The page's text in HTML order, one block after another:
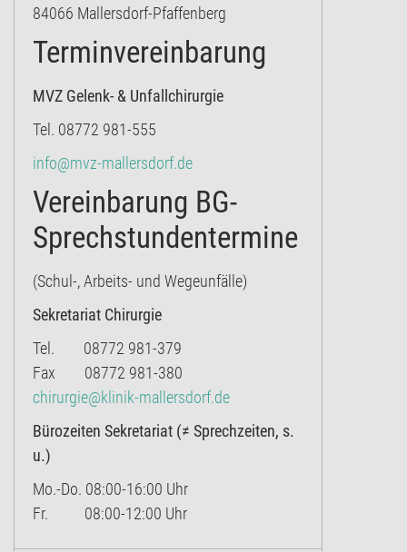
84066 Mallersdorf-Pfaffenberg
Terminvereinbarung
MVZ Gelenk- & Unfallchirurgie
Tel. 08772 981-555
info@mvz-mallersdorf.de
Vereinbarung BG-
Sprechstundentermine
(Schul-, Arbeits- und Wegeunfälle)
Sekretariat Chirurgie
Tel. 08772 981-379
Fax 08772 981-380
chirurgie@klinik-mallersdorf.de
Bürozeiten Sekretariat (≠ Sprechzeiten, s.
u.)
Mo.-Do. 08:00-16:00 Uhr
Fr. 08:00-12:00 Uhr